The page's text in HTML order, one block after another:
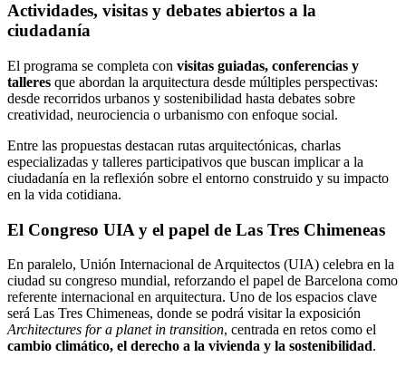
Actividades, visitas y debates abiertos a la
ciudadanía
El programa se completa con visitas guiadas, conferencias y
talleres que abordan la arquitectura desde múltiples perspectivas:
desde recorridos urbanos y sostenibilidad hasta debates sobre
creatividad, neurociencia o urbanismo con enfoque social.
Entre las propuestas destacan rutas arquitectónicas, charlas
especializadas y talleres participativos que buscan implicar a la
ciudadanía en la reflexión sobre el entorno construido y su impacto
en la vida cotidiana.
El Congreso UIA y el papel de Las Tres Chimeneas
En paralelo, Unión Internacional de Arquitectos (UIA) celebra en la
ciudad su congreso mundial, reforzando el papel de Barcelona como
referente internacional en arquitectura. Uno de los espacios clave
será Las Tres Chimeneas, donde se podrá visitar la exposición
Architectures for a planet in transition, centrada en retos como el
cambio climático, el derecho a la vivienda y la sostenibilidad.